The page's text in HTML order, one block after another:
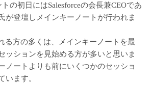
の初日にはSalesforceの会長兼CEOであ
が登壇しメインキーノートが行われま
る方の多くは、メインキーノートを最
ッションを見始める方が多いと思いま
ノートよりも前にいくつかのセッショ
います。